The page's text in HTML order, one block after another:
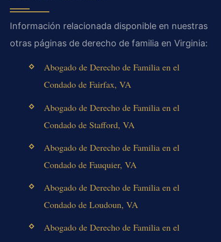
Información relacionada disponible en nuestras
otras páginas de derecho de familia en Virginia:
Abogado de Derecho de Familia en el
Condado de Fairfax, VA
Abogado de Derecho de Familia en el
Condado de Stafford, VA
Abogado de Derecho de Familia en el
Condado de Fauquier, VA
Abogado de Derecho de Familia en el
Condado de Loudoun, VA
Abogado de Derecho de Familia en el